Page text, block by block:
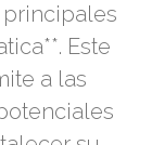
Este
a las